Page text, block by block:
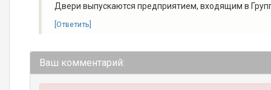
Двери выпускаются предприятием, входящим в
[Ответить]
Ваш комментарий: